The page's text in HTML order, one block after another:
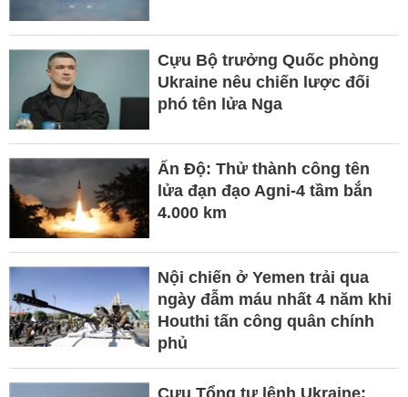
Cựu Bộ trưởng Quốc phòng
Ukraine nêu chiến lược đối
phó tên lửa Nga
Ấn Độ: Thử thành công tên
lửa đạn đạo Agni-4 tầm bắn
4.000 km
Nội chiến ở Yemen trải qua
ngày đẫm máu nhất 4 năm khi
Houthi tấn công quân chính
phủ
Cựu Tổng tư lệnh Ukraine: